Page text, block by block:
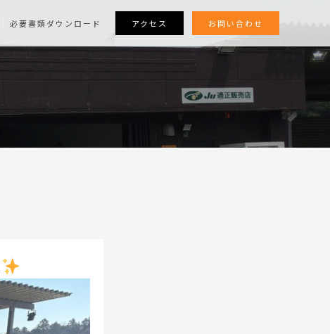
必要書類ダウンロード アクセス お問い合わせ